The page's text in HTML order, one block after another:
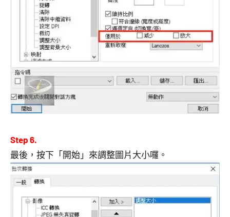
Step 6.
最後，按下「開始」來調整圖片大小囉。